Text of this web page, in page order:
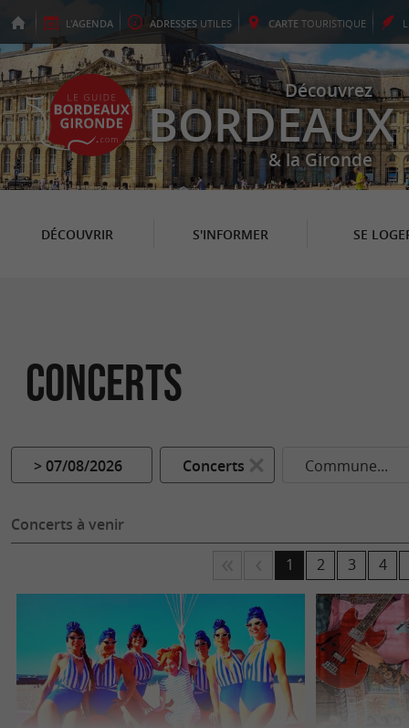
L'AGENDA ADRESSES UTILES CARTE TOURISTIQUE
Découvrez
BORDEAUX
& la Gironde
DÉCOUVRIR S'INFORMER SE
Concerts
> 07/08/2026 Concerts Commune...
Concerts à venir
1 2 3 4